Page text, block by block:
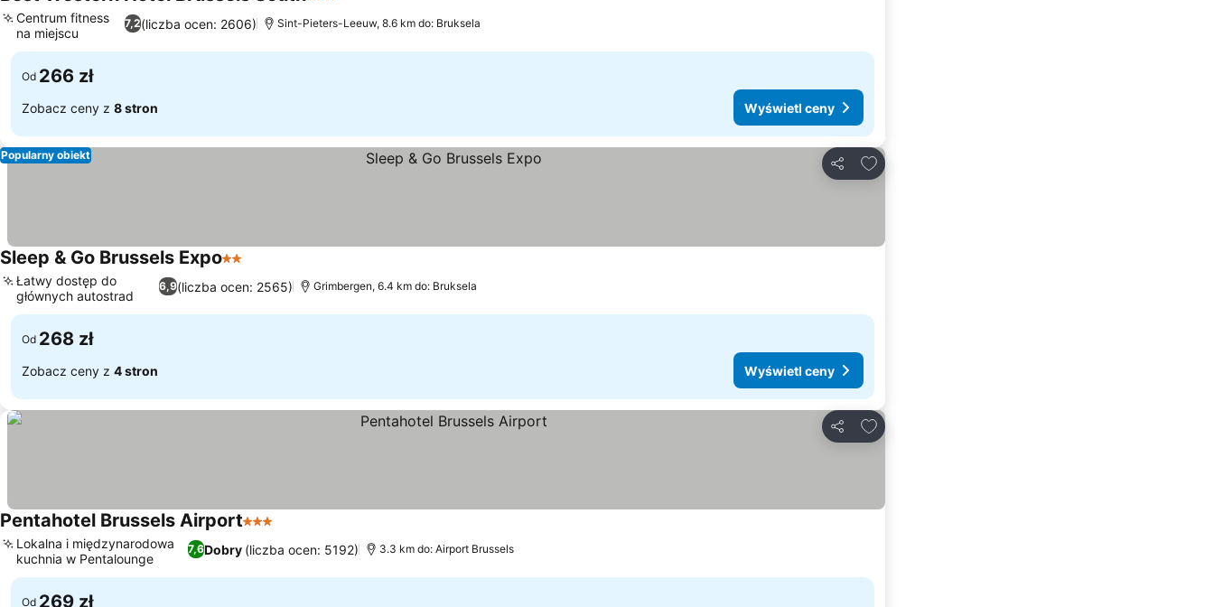
3 Kategoria
7,2(liczba ocen: 2606)
Centrum fitness
na miejscu
Sint-Pieters-Leeuw, 8.6 km do: Bruksela
Od 266 zł
Zobacz ceny z 8 stron Wyświetl ceny
Udostępnij
Dodaj do ulubionych
Popularny obiekt
Sleep & Go Brussels Expo2 Kategoria
6,9(liczba ocen: 2565)
Łatwy dostęp do
głównych autostrad
Grimbergen, 6.4 km do: Bruksela
Od 268 zł
Zobacz ceny z 4 stron Wyświetl ceny
Udostępnij
Dodaj do ulubionych
Pentahotel Brussels Airport3 Kategoria
7,6Dobry (liczba ocen: 5192)
Lokalna i międzynarodowa
kuchnia w Pentalounge
3.3 km do: Airport Brussels
Od 269 zł